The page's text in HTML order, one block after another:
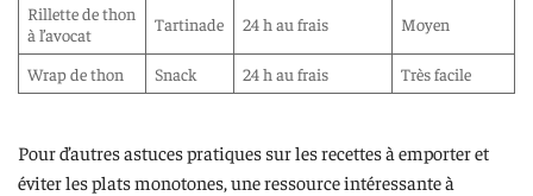
Rillette de thon
à l’avocat
Tartinade 24 h au frais Moyen
Wrap de thon Snack 24 h au frais Très facile
Pour d’autres astuces pratiques sur les recettes à emporter et
éviter les plats monotones, une ressource intéressante à